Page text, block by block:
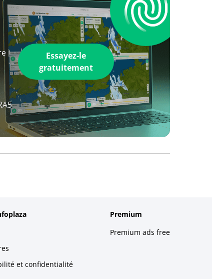
Essayez-le
gratuitement
et confidentialité
Premium
Premium ads free